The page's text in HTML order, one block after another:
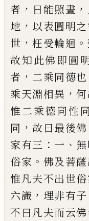
者 ， 日能照晝 ，
地 ， 以表圓明之
世 ，枉受輪迴 。
故知此佛即圓
者 ， 二乘同德也
乘天淵相異 ，
惟二乘德同性
同 ，故曰最後佛
家有三 ： 一 、
俗家 。 佛及菩
惟凡夫不出世俗
六識 ， 理非有子
不 曰凡夫而云